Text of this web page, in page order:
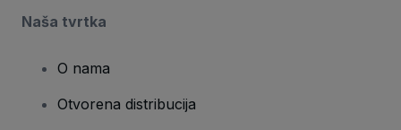
Naša tvrtka
O nama
Otvorena distribucija